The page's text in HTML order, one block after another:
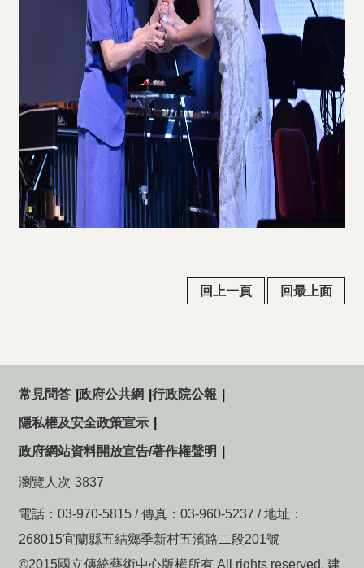
回上一頁 回最上面
常見問答 政府公共網 行政院公報
隱私權及安全政策宣示
政府網站資料開放宣告/著作權聲明
瀏覽人次 3837
電話：03-970-5815 / 傳真：03-960-5237 / 地址：
268015宜蘭縣五結鄉季新村五濱路二段201號
©2015國立傳統藝術中心版權所有 All rights reserved. 建